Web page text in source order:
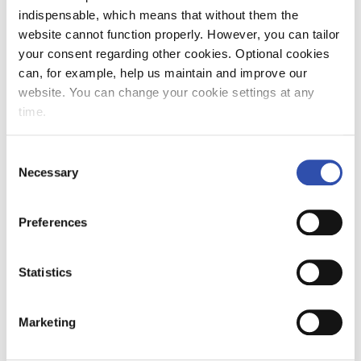
indispensable, which means that without them the
website cannot function properly. However, you can tailor
your consent regarding other cookies. Optional cookies
can, for example, help us maintain and improve our
website. You can change your cookie settings at any
time.
Selection
Necessary
Preferences
Statistics
Marketing
Lahden juna-asemalta on MM-kisapaikalle vain
15 minuutin kävelymatka. Kisatunnelmaan voi
virittäytyä kätevästi jo matkalla, kun
junahenkilökunta huolehtii matkanteosta. Liput
juniin kannattaa hankkia etukäteen ja ne voi
Mobiili –sovelluksesta, lippuautomaateista, R-
kioskeilta ja asemien lipunmyyntipisteistä.
Lähijunat -sovelluksesta.
lähetyksellä Helsingin
päärautatieasemalla